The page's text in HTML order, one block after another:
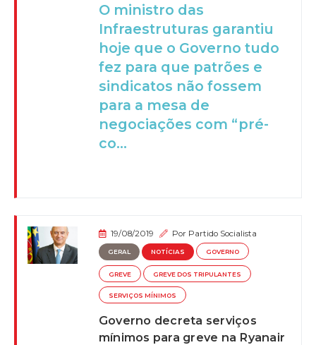
O ministro das
Infraestruturas garantiu
hoje que o Governo tudo
fez para que patrões e
sindicatos não fossem
para a mesa de
negociações com “pré-
co...
19/08/2019 Por Partido Socialista
GERAL NOTÍCIAS GOVERNO
GREVE GREVE DOS TRIPULANTES
SERVIÇOS MÍNIMOS
Governo decreta serviços
mínimos para greve na Ryanair